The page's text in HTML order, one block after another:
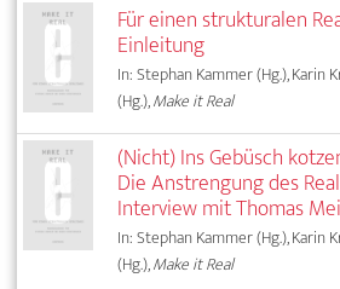
Für einen strukturalen
Einleitung
In: Stephan Kammer (Hg.), Karin
(Hg.),Make it Real
(Nicht) Ins Gebüsch
Die Anstrengung des
Interview mit Thomas
In: Stephan Kammer (Hg.), Karin
(Hg.),Make it Real